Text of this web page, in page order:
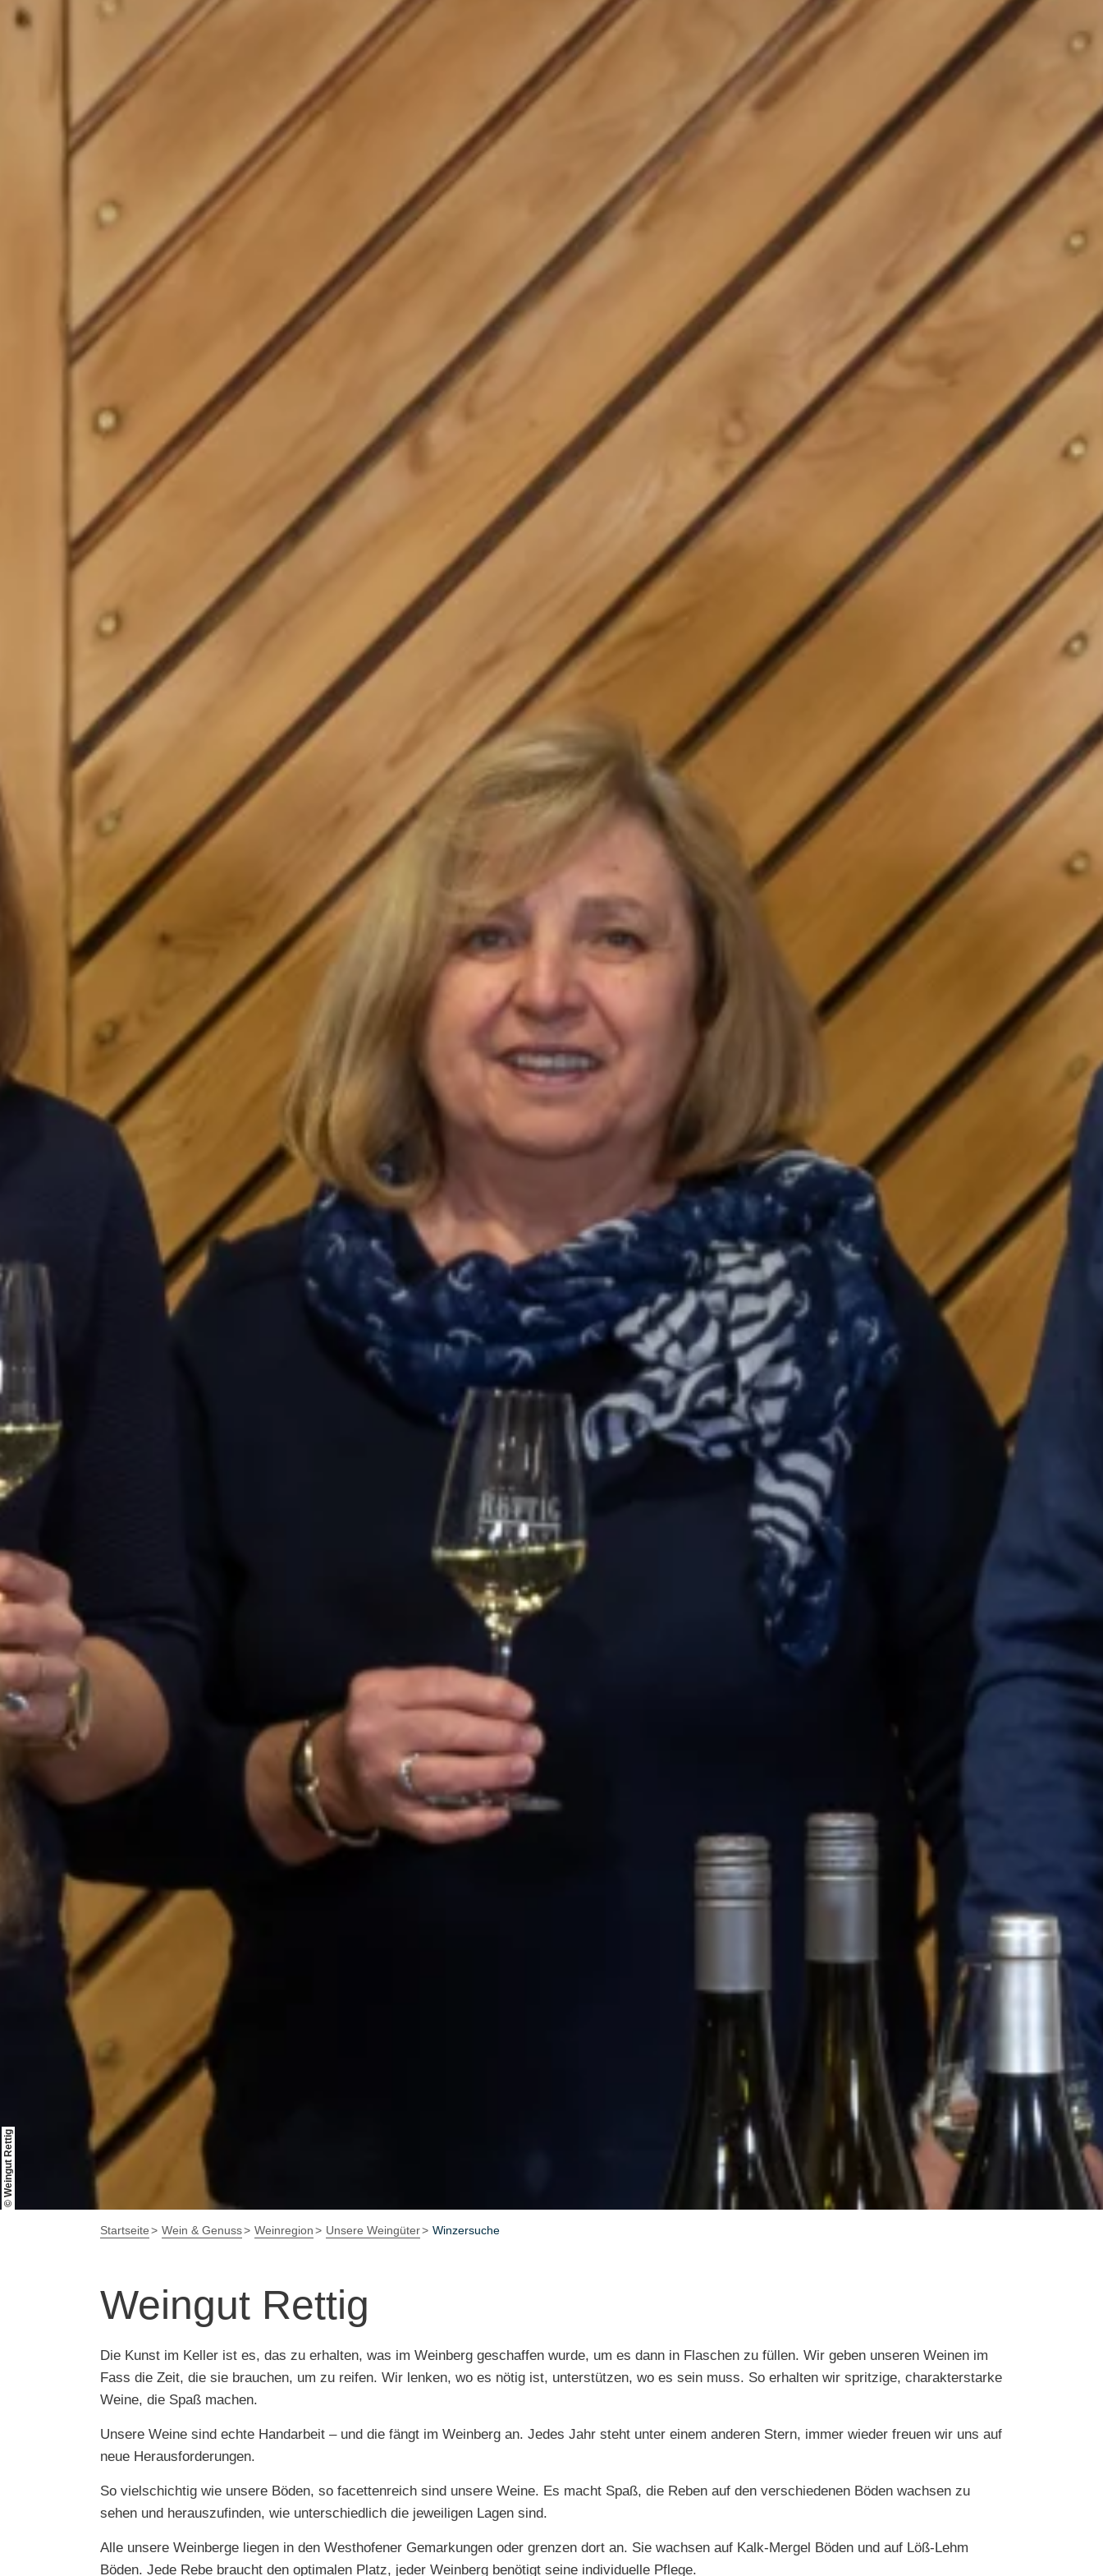
© Weingut Rettig
Startseite Wein & Genuss Weinregion Unsere Weingüter Winzersuche
Weingut Rettig
Die Kunst im Keller ist es, das zu erhalten, was im Weinberg geschaffen wurde, um es dann in Flaschen zu füllen. Wir geben unseren Weinen im
Fass die Zeit, die sie brauchen, um zu reifen. Wir lenken, wo es nötig ist, unterstützen, wo es sein muss. So erhalten wir spritzige, charakterstarke
Weine, die Spaß machen.
Unsere Weine sind echte Handarbeit – und die fängt im Weinberg an. Jedes Jahr steht unter einem anderen Stern, immer wieder freuen wir uns auf
neue Herausforderungen.
So vielschichtig wie unsere Böden, so facettenreich sind unsere Weine. Es macht Spaß, die Reben auf den verschiedenen Böden wachsen zu
sehen und herauszufinden, wie unterschiedlich die jeweiligen Lagen sind.
Alle unsere Weinberge liegen in den Westhofener Gemarkungen oder grenzen dort an. Sie wachsen auf Kalk-Mergel Böden und auf Löß-Lehm
Böden. Jede Rebe braucht den optimalen Platz, jeder Weinberg benötigt seine individuelle Pflege.